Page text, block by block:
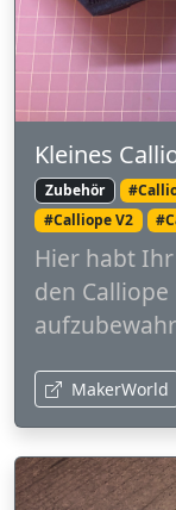
Kleines
Zubehör
#Calliope V2
Hier habt
den
MakerWorld